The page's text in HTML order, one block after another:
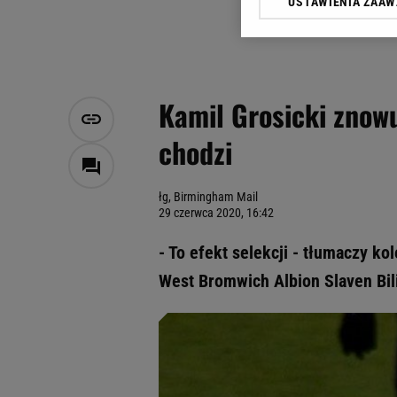
Kamil Grosicki
chodzi
łg, Birmingham Mail
29 czerwca 2020, 16:42
- To efekt selekcji - tłumaczy
West Bromwich Albion Slaven
Klikając „Akceptuję”
Zaufanych Partnerów i
My, nasi Zaufani
Użycie dokładnych